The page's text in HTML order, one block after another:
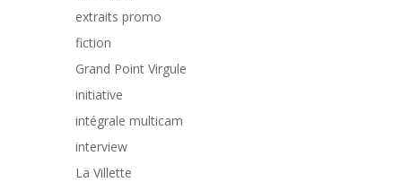
extraits promo
fiction
Grand Point Virgule
initiative
intégrale multicam
interview
La Villette